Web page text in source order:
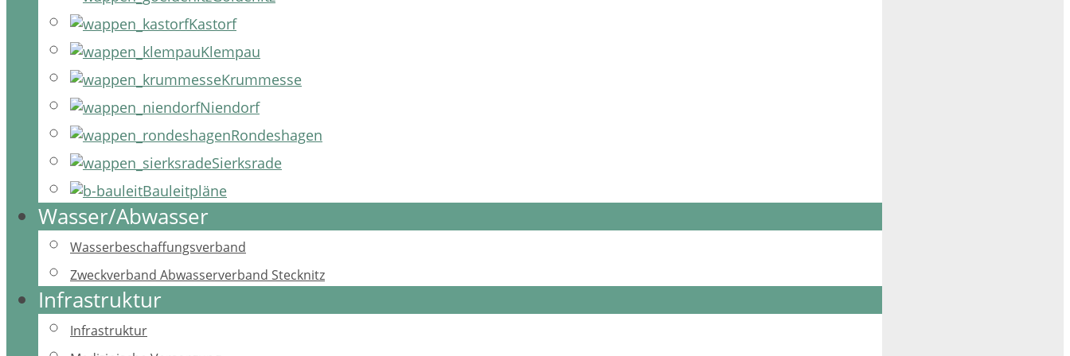
Kastorf
Klempau
Krummesse
Niendorf
Rondeshagen
Sierksrade
Bauleitpläne
Wasser/Abwasser
Wasserbeschaffungsverband
Zweckverband Abwasserverband Stecknitz
Infrastruktur
Infrastruktur